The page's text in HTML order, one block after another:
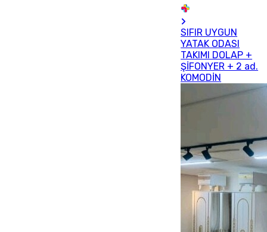
SIFIR UYGUN
YATAK ODASI
TAKIMI DOLAP +
ŞİFONYER + 2 ad.
KOMODİN